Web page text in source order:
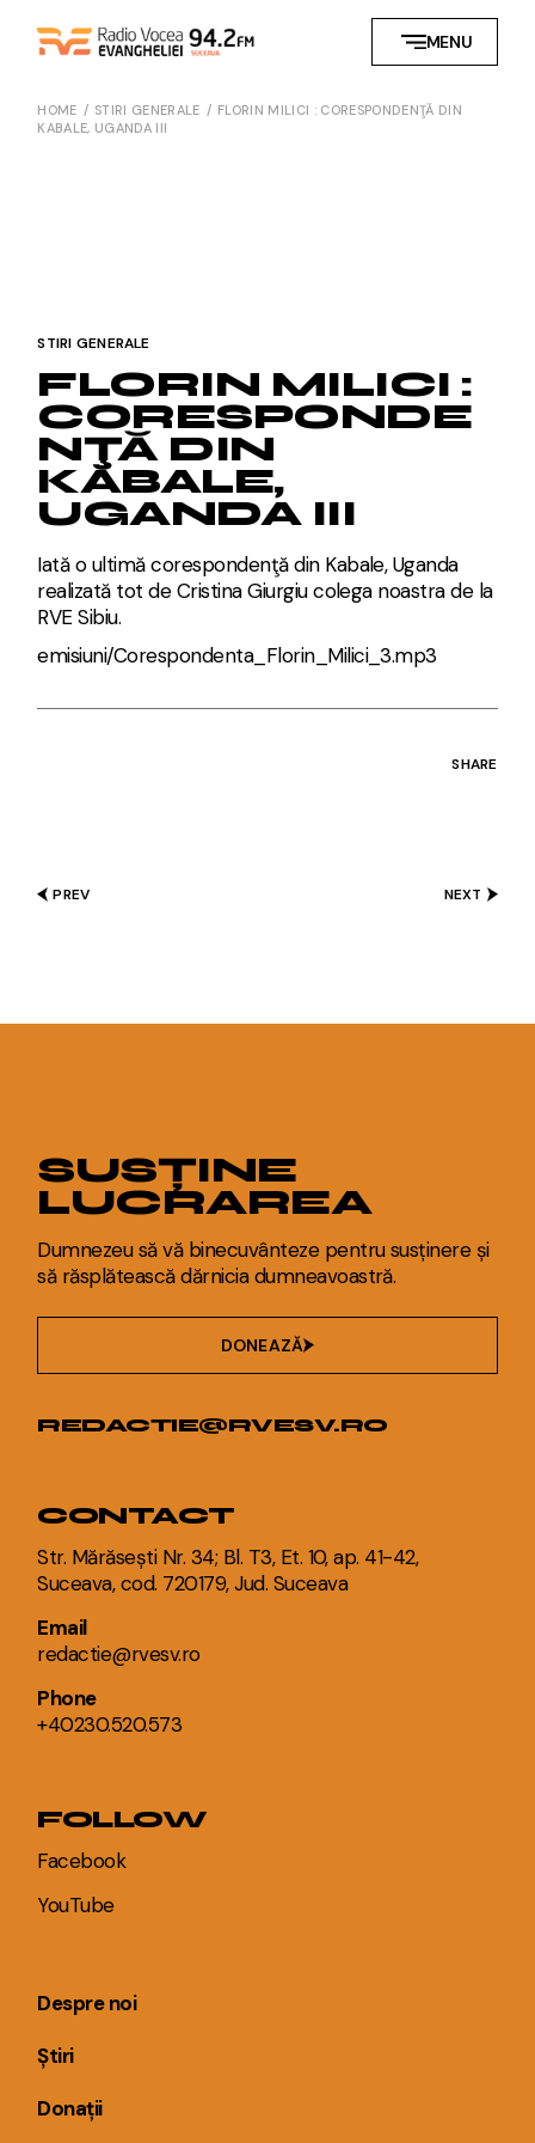
MENU
HOME STIRI GENERALE
FLORIN MILICI : CORESPONDENŢĂ DIN
KABALE, UGANDA III
STIRI GENERALE
FLORIN MILICI :
CORESPONDE
NŢĂ DIN
KABALE,
UGANDA III
Iată o ultimă corespondenţă din Kabale, Uganda
realizată tot de Cristina Giurgiu colega noastra de la
RVE Sibiu.
emisiuni/Corespondenta_Florin_Milici_3.mp3
SHARE
PREV NEXT
SUSȚINE
LUCRAREA
Dumnezeu să vă binecuvânteze pentru susținere și
să răsplătească dărnicia dumneavoastră.
DONEAZĂ
REDACTIE@RVESV.RO
CONTACT
Str. Mărăsești Nr. 34; Bl. T3, Et. 10, ap. 41-42,
Suceava, cod. 720179, Jud. Suceava
Email
redactie@rvesv.ro
Phone
+40230.520.573
FOLLOW
Facebook
YouTube
Despre noi
Știri
Donații